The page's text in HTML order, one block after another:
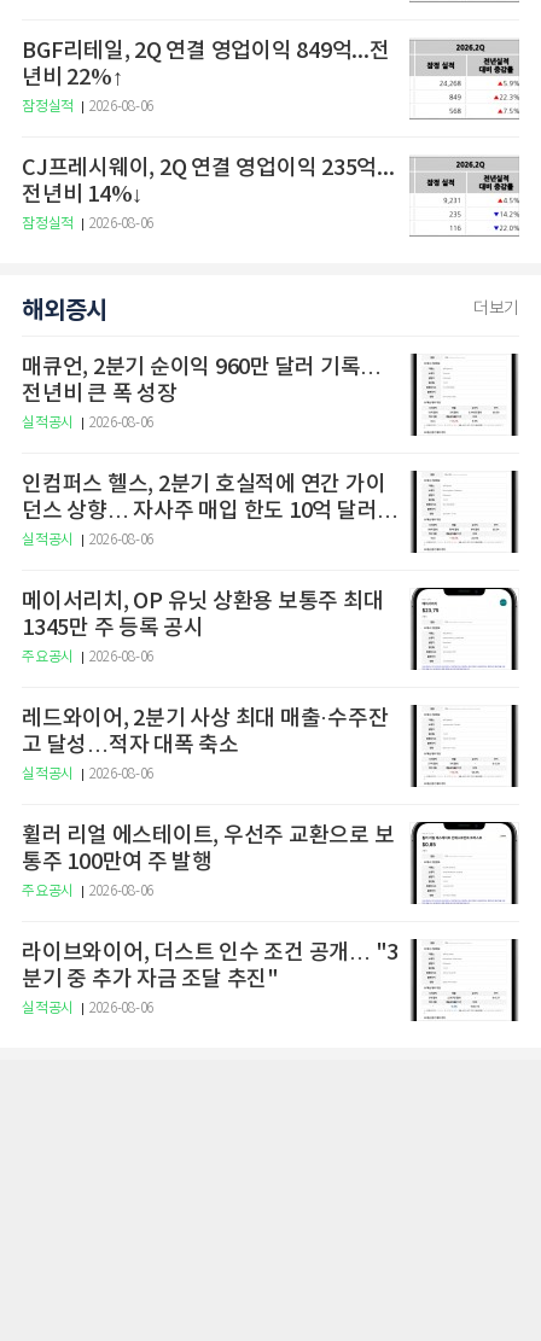
BGF리테일, 2Q 연결 영업이익 849억...전
년비 22%↑
잠정실적 2026-08-06
CJ프레시웨이, 2Q 연결 영업이익 235억...
전년비 14%↓
잠정실적 2026-08-06
해외증시 더보기
매큐언, 2분기 순이익 960만 달러 기록…
전년비 큰 폭 성장
실적공시 2026-08-06
인컴퍼스 헬스, 2분기 호실적에 연간 가이
던스 상향… 자사주 매입 한도 10억 달러로
확대
실적공시 2026-08-06
메이서리치, OP 유닛 상환용 보통주 최대
1345만 주 등록 공시
주요공시 2026-08-06
레드와이어, 2분기 사상 최대 매출·수주잔
고 달성…적자 대폭 축소
실적공시 2026-08-06
휠러 리얼 에스테이트, 우선주 교환으로 보
통주 100만여 주 발행
주요공시 2026-08-06
라이브와이어, 더스트 인수 조건 공개… "3
분기 중 추가 자금 조달 추진"
실적공시 2026-08-06